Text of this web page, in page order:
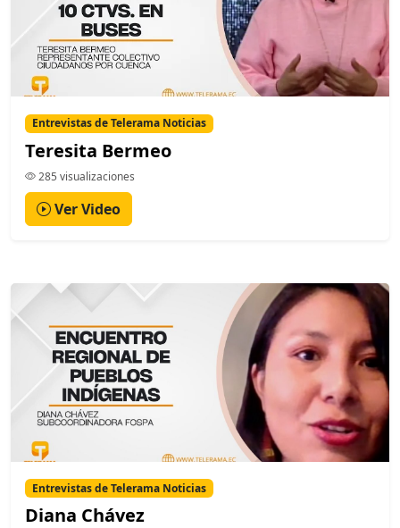
Entrevistas de Telerama Noticias
Teresita Bermeo
285 visualizaciones
Ver Video
Entrevistas de Telerama Noticias
Diana Chávez